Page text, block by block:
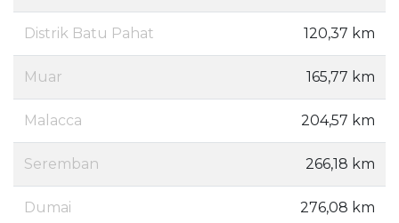
Distrik Batu Pahat 120,37 km
Muar 165,77 km
Malacca 204,57 km
Seremban 266,18 km
Dumai 276,08 km